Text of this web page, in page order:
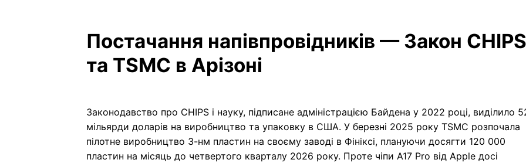
Постачання напівпровідників — Закон CHIPS
та TSMC в Арізоні
Законодавство про CHIPS і науку, підписане адміністрацією Байдена у 2022 році, виділило
мільярди доларів на виробництво та упаковку в США. У березні 2025 року TSMC розпочала
пілотне виробництво 3-нм пластин на своєму заводі в Фініксі, плануючи досягти 120 000
пластин на місяць до четвертого кварталу 2026 року. Проте чіпи A17 Pro від Apple досі